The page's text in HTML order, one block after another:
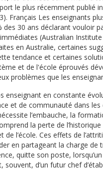
le plus récemment publié
Français Les enseignants
30 ans déclarant vouloir
(Australian
en Australie, certaines
tendance et certaines
et de l'école éprouvés
problèmes que les
enseignant en constante
et de communauté dans
l’embauche, la
la perte de
l’école. Ces effets de
en partageant la charge de
quitte son poste,
d’un futur chef